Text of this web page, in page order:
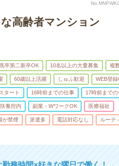
高齢者マンション
既卒第二新卒OK 10名以上の大量募集 複
60歳以上活躍 しゅふ歓迎 WEB登録
タート 16時前までの仕事 17時前までの
扶養控内 副業・WワークOK 医療福祉
が禁煙 派遣多 電話対応なし ルーテ